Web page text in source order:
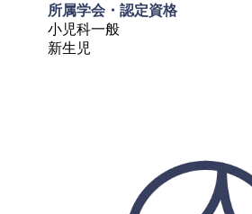
所属学会・認定資格
小児科一般
新生児